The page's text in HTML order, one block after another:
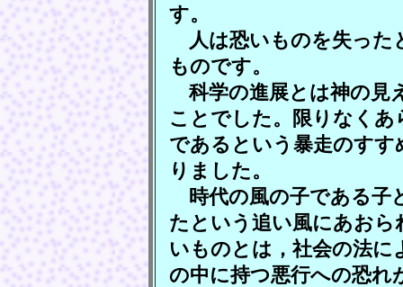
す。
人は恐いものを失った
ものです。
科学の進展とは神の見
ことでした。限りなく
であるという暴走のす
りました。
時代の風の子である子
たという追い風にあお
いものとは，社会の法に
の中に持つ悪行への恐れ